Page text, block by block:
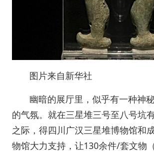
图片来自新华社
幽暗的展厅里，似乎有一种神
的气氛。就在三星堆三号至八号坑
之际，得四川广汉三星堆博物馆和
物馆大力支持，让130余件/套文物